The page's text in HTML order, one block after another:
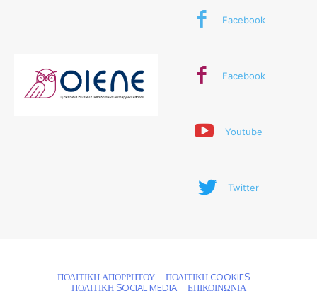
Facebook
Facebook
Youtube
Twitter
ΠΟΛΙΤΙΚΗ ΑΠΟΡΡΗΤΟΥ
ΠΟΛΙΤΙΚΗ COOKIES
ΠΟΛΙΤΙΚΗ SOCIAL MEDIA
ΕΠΙΚΟΙΝΩΝΙΑ